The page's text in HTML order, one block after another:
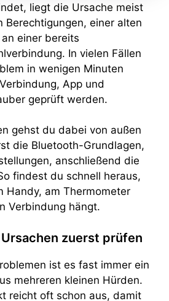
liegt die Ursache meist
Berechtigungen, einer alten
einer bereits
In vielen Fällen
in wenigen Minuten
App und
geprüft werden.
gehst du dabei von außen
die Bluetooth-Grundlagen,
anschließend die
findest du schnell heraus,
Handy, am Thermometer
Verbindung hängt.
zuerst prüfen
ist es fast immer ein
mehreren kleinen Hürden.
reicht oft schon aus, damit